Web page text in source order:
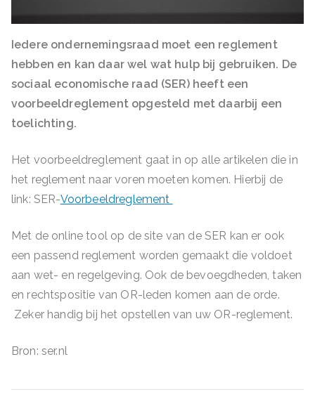
Iedere ondernemingsraad moet een reglement
hebben en kan daar wel wat hulp bij gebruiken. De
sociaal economische raad (SER) heeft een
voorbeeldreglement opgesteld met daarbij een
toelichting.
Het voorbeeldreglement gaat in op alle artikelen die in
het reglement naar voren moeten komen. Hierbij de
link: SER-Voorbeeldreglement
Met de online tool op de site van de SER kan er ook
een passend reglement worden gemaakt die voldoet
aan wet- en regelgeving. Ook de bevoegdheden, taken
en rechtspositie van OR-leden komen aan de orde.
Zeker handig bij het opstellen van uw OR-reglement.
Bron: ser.nl